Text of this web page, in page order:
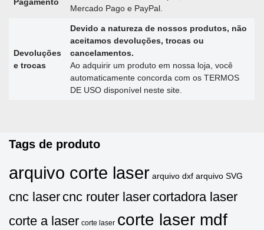
Pagamento
Mercado Pago e PayPal.
Devoluções
e trocas
Devido a natureza de nossos produtos, não
aceitamos devoluções, trocas ou
cancelamentos.
Ao adquirir um produto em nossa loja, você
automaticamente concorda com os TERMOS
DE USO disponível neste site.
Tags de produto
arquivo corte laser arquivo dxf arquivo SVG
cnc laser cnc router laser cortadora laser
corte a laser corte laser corte laser mdf